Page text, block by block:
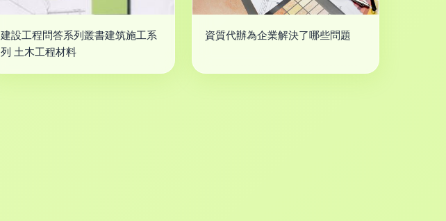
建設工程問答系列叢書建筑施工系
列 土木工程材料
資質代辦為企業解決了哪些問題